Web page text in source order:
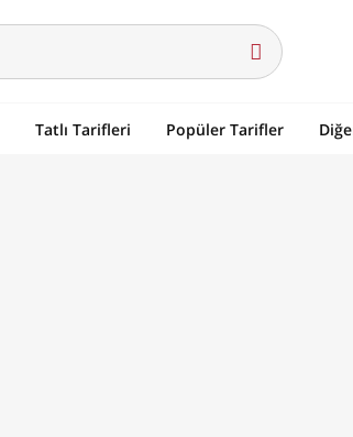
Tatlı Tarifleri Popüler Tarifler